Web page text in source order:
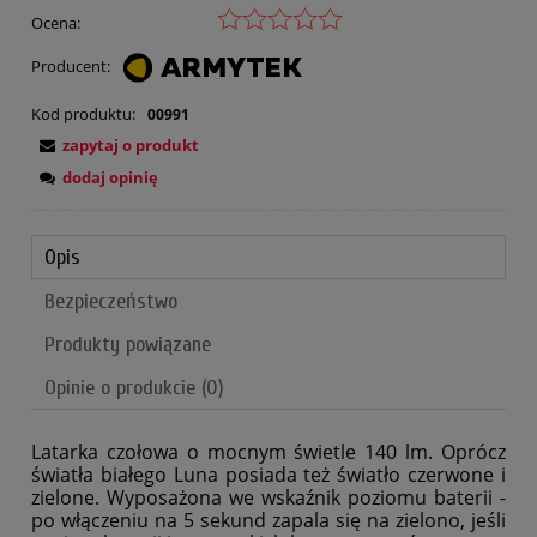
Ocena:
Producent:
Kod produktu: 00991
zapytaj o produkt
dodaj opinię
Opis
Bezpieczeństwo
Produkty powiązane
Opinie o produkcie (0)
Latarka czołowa o mocnym świetle 140 lm. Oprócz
światła białego Luna posiada też światło czerwone i
zielone. Wyposażona we wskaźnik poziomu baterii -
po włączeniu na 5 sekund zapala się na zielono, jeśli